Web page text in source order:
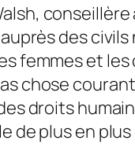
des
femmes et
chose
droits
de plus en